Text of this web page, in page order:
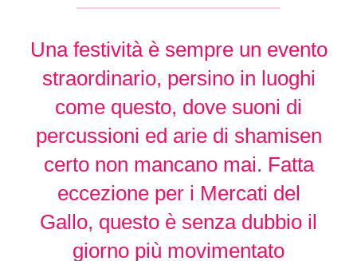
Una festività è sempre un evento
straordinario, persino in luoghi
come questo, dove suoni di
percussioni ed arie di shamisen
certo non mancano mai. Fatta
eccezione per i Mercati del
Gallo, questo è senza dubbio il
giorno più movimentato